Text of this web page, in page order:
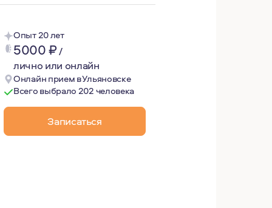
Опыт 20 лет
5000₽/
лично или онлайн
Онлайн прием в Ульяновске
Всего выбрало 202 человека
Записаться
с чудом, тайной, внутренней красотой человека.